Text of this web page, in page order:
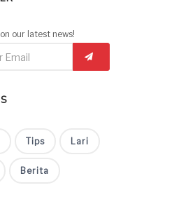
our latest news!
Tips Lari
Berita